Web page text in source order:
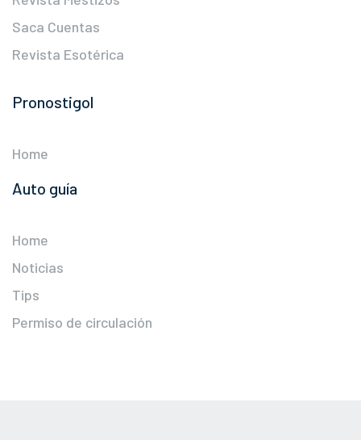
Saca Cuentas
Revista Esotérica
Pronostigol
Home
Auto guía
Home
Noticias
Tips
Permiso de circulación